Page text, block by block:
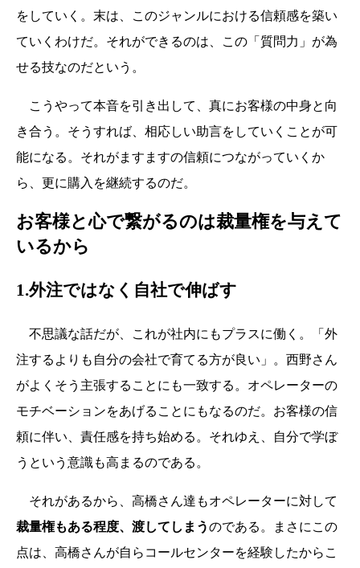
をしていく。末は、このジャンルにおける信頼感を築い
ていくわけだ。それができるのは、この「質問力」が為
せる技なのだという。
こうやって本音を引き出して、真にお客様の中身と向
き合う。そうすれば、相応しい助言をしていくことが可
能になる。それがますますの信頼につながっていくか
ら、更に購入を継続するのだ。
お客様と心で繋がるのは裁量権を与えて
いるから
1.外注ではなく自社で伸ばす
不思議な話だが、これが社内にもプラスに働く。「外
注するよりも自分の会社で育てる方が良い」。西野さん
がよくそう主張することにも一致する。オペレーターの
モチベーションをあげることにもなるのだ。お客様の信
頼に伴い、責任感を持ち始める。それゆえ、自分で学ぼ
うという意識も高まるのである。
それがあるから、高橋さん達もオペレーターに対して
裁量権もある程度、渡してしまうのである。まさにこの
点は、高橋さんが自らコールセンターを経験したからこ